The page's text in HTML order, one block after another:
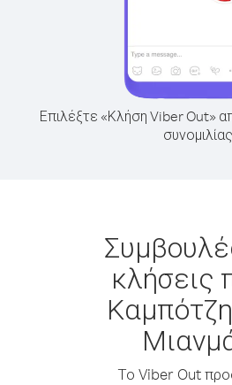
Επιλέξτε «Κλήση Viber Out»
συνομιλίας
κλήσεις
Το Viber Out